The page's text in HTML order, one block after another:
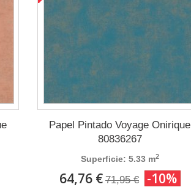
Papel Pintado Voyage Onirique
80836267
Superficie: 5.33 m2
64,76 € 71,95 € -10%